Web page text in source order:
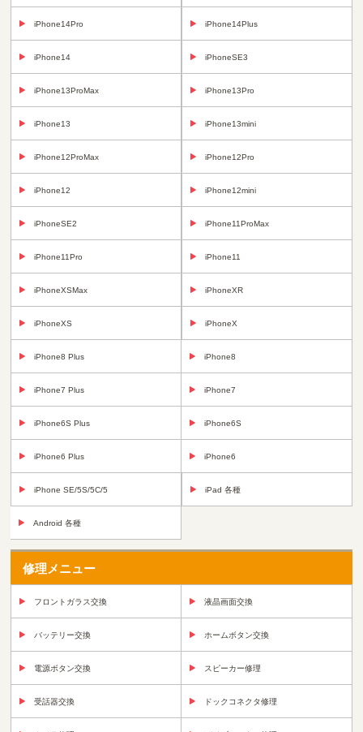
iPhone14Pro iPhone14Plus
iPhone14 iPhoneSE3
iPhone13ProMax iPhone13Pro
iPhone13 iPhone13mini
iPhone12ProMax iPhone12Pro
iPhone12 iPhone12mini
iPhoneSE2 iPhone11ProMax
iPhone11Pro iPhone11
iPhoneXSMax iPhoneXR
iPhoneXS iPhoneX
iPhone8 Plus iPhone8
iPhone7 Plus iPhone7
iPhone6S Plus iPhone6S
iPhone6 Plus iPhone6
iPhone SE/5S/5C/5 iPad 各種
Android 各種
修理メニュー
フロントガラス交換 液晶画面交換
バッテリー交換 ホームボタン交換
電源ボタン交換 スピーカー修理
受話器交換 ドックコネクタ修理